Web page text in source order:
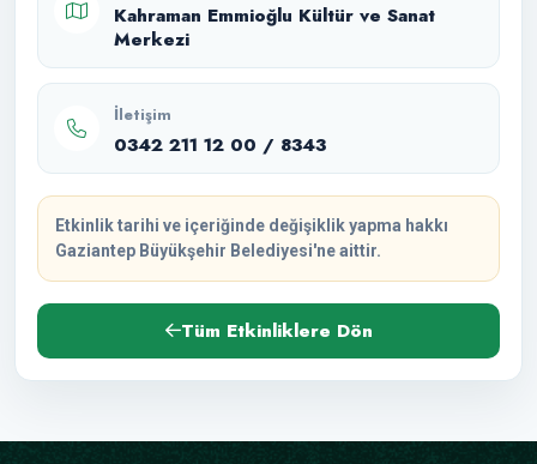
Kahraman Emmioğlu Kültür ve Sanat
Merkezi
İletişim
0342 211 12 00 / 8343
Etkinlik tarihi ve içeriğinde değişiklik yapma hakkı
Gaziantep Büyükşehir Belediyesi'ne aittir.
Tüm Etkinliklere Dön